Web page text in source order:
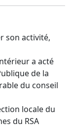
son activité,
a acté
de la
du conseil
locale du
du RSA